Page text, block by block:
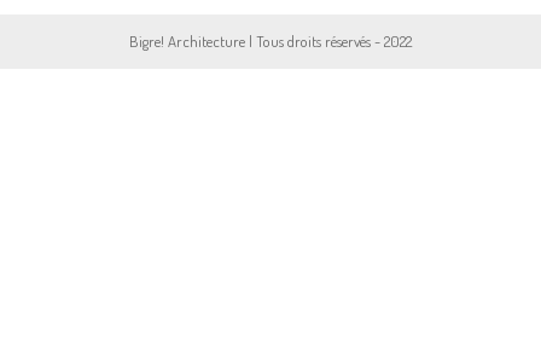
Bigre! Architecture | Tous droits réservés - 2022